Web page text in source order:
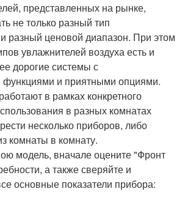
представленных на рынке,
не только разный тип
разный ценовой диапазон. При этом
увлажнителей воздуха есть и
дорогие системы с
и приятными опциями.
в рамках конкретного
в разных комнатах
несколько приборов, либо
комнаты в комнату.
модель, вначале оцените "Фронт
а также сверяйте и
основные показатели прибора: